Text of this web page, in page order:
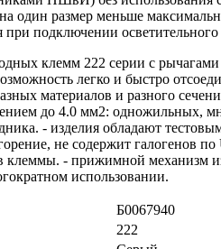
один размер меньше
подключении
клемм 222 серии с
легко и быстро
материалов и разного
до 4.0 мм2: одножильных,
- изделия обладают
не содержит галогенов
клеммы. - прижимной механизм
использовании.
Б0067940
222